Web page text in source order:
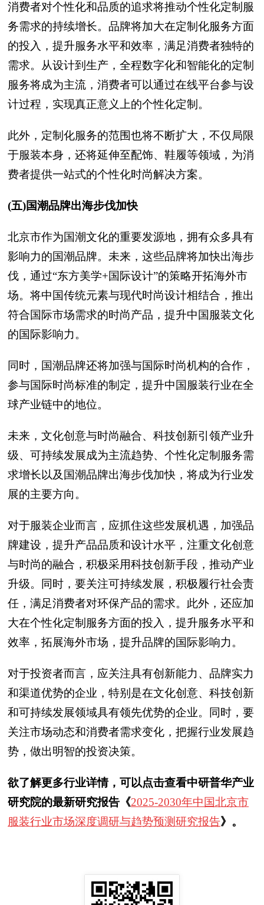
消费者对个性化和品质的追求将推动个性化定制服
务需求的持续增长。品牌将加大在定制化服务方面
的投入，提升服务水平和效率，满足消费者独特的
需求。从设计到生产，全程数字化和智能化的定制
服务将成为主流，消费者可以通过在线平台参与设
计过程，实现真正意义上的个性化定制。
此外，定制化服务的范围也将不断扩大，不仅局限
于服装本身，还将延伸至配饰、鞋履等领域，为消
费者提供一站式的个性化时尚解决方案。
(五)国潮品牌出海步伐加快
北京市作为国潮文化的重要发源地，拥有众多具有
影响力的国潮品牌。未来，这些品牌将加快出海步
伐，通过“东方美学+国际设计”的策略开拓海外市
场。将中国传统元素与现代时尚设计相结合，推出
符合国际市场需求的时尚产品，提升中国服装文化
的国际影响力。
同时，国潮品牌还将加强与国际时尚机构的合作，
参与国际时尚标准的制定，提升中国服装行业在全
球产业链中的地位。
未来，文化创意与时尚融合、科技创新引领产业升
级、可持续发展成为主流趋势、个性化定制服务需
求增长以及国潮品牌出海步伐加快，将成为行业发
展的主要方向。
对于服装企业而言，应抓住这些发展机遇，加强品
牌建设，提升产品品质和设计水平，注重文化创意
与时尚的融合，积极采用科技创新手段，推动产业
升级。同时，要关注可持续发展，积极履行社会责
任，满足消费者对环保产品的需求。此外，还应加
大在个性化定制服务方面的投入，提升服务水平和
效率，拓展海外市场，提升品牌的国际影响力。
对于投资者而言，应关注具有创新能力、品牌实力
和渠道优势的企业，特别是在文化创意、科技创新
和可持续发展领域具有领先优势的企业。同时，要
关注市场动态和消费者需求变化，把握行业发展趋
势，做出明智的投资决策。
欲了解更多行业详情，可以点击查看中研普华产业
研究院的最新研究报告《2025-2030年中国北京市
服装行业市场深度调研与趋势预测研究报告》。